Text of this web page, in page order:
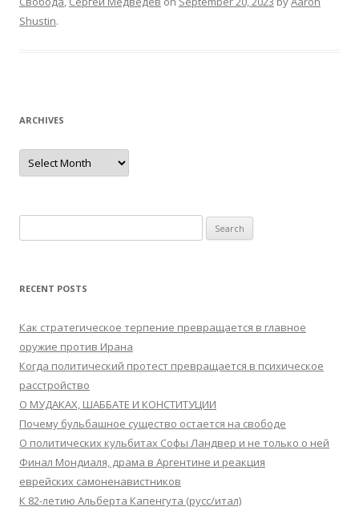
Shustin.
ARCHIVES
Archives
for:
RECENT POSTS
Как стратегическое терпение превращается в главное
оружие против Ирана
Когда политический протест превращается в психическое
расстройство
О МУДАКАХ, ШАББАТЕ И КОНСТИТУЦИИ
Почему бульбашное существо остается на свободе
О политических кульбитах Софы Ландвер и не только о ней
Финал Мондиаля, драма в Аргентине и реакция
еврейских самоненавистников
К 82-летию Альберта Капенгута (русс/итал)